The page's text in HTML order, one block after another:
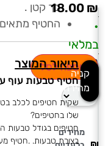
18.00 ₪
•
במלאי
בחירת
כמות
הוספה לסל
קניה
מהירה
מחירים
כך קטן .
החטיף
תיאור המוצר
חטיף טבעות עוף עם
שלו בחטיפים?
חטיפים בגודל טבעות
בצורת טבעות. .חטיף